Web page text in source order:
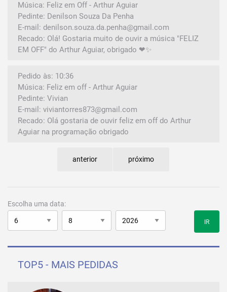
Música: Feliz em Off - Arthur Aguiar
Pedinte: Denilson Souza Da Penha
E-mail: denilson.souza.da.penha@gmail.com
Recado: Olá! Gostaria muito de ouvir a música "FELIZ
EM OFF" do Arthur Aguiar, obrigado ❤✨
Pedido às: 10:36
Música: Feliz em off - Arthur Aguiar
Pedinte: Vivian
E-mail: viviantorres873@gmail.com
Recado: Olá gostaria de ouvir feliz em off do Arthur
Aguiar na programação obrigado
anterior próximo
Escolha uma data:
IR
TOP5 - MAIS PEDIDAS